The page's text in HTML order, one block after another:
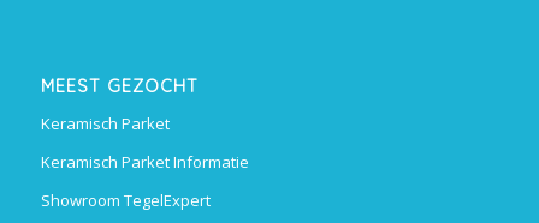
MEEST GEZOCHT
Keramisch Parket
Keramisch Parket Informatie
Showroom TegelExpert